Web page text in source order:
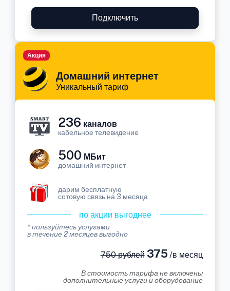
Подключить
Домашний интернет
Уникальный тариф
Акция
236 каналов
кабельное телевидение
500 МБит
домашний интернет
дарим бесплатную
сотовую связь на 3 месяца
по акции выгоднее
* пользуйтесь услугами
в течение 2 месяцев выгодно
750 рублей375 /в месяц
В стоимость тарифа не включены
дополнительные услуги и оборудование